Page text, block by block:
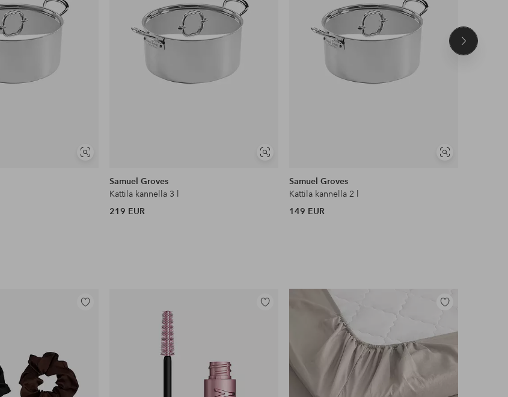
Näytä
Näytä
Samuel Groves
Kattila kannella 3 l
219 EUR
Näytä
Samuel Groves
Kattila kannella 2 l
149 EUR
Seuraava
Lisää
Lisää
Lisää